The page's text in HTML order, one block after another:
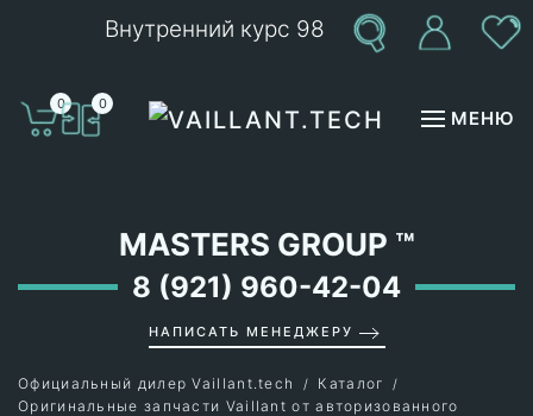
Внутренний курс 98
0 0
МЕНЮ
MASTERS GROUP ™
8 (921) 960-42-04
НАПИСАТЬ МЕНЕДЖЕРУ
Официальный дилер Vaillant.tech
Каталог
Оригинальные запчасти Vaillant от авторизованного